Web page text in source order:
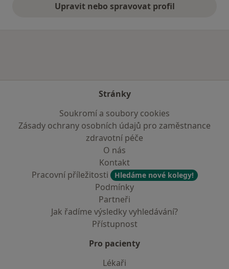
Upravit nebo spravovat profil
Stránky
Soukromí a soubory cookies
Zásady ochrany osobních údajů pro zaměstnance
zdravotní péče
O nás
Kontakt
Pracovní příležitosti
Hledáme nové kolegy!
Podmínky
Partneři
Jak řadíme výsledky vyhledávání?
Přístupnost
Pro pacienty
Lékaři